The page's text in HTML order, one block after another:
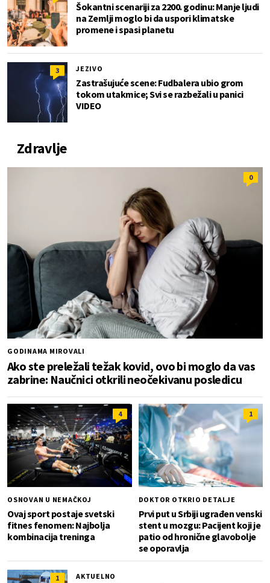
Šokantni scenariji za 2200. godinu: Manje ljudi
na Zemlji moglo bi da uspori klimatske
promene i spasi planetu
3 JEZIVO
Zastrašujuće scene: Fudbalera ubio grom
tokom utakmice; Svi se razbežali u panici
VIDEO
Zdravlje
0
GODINAMA MIROVALI
Ako ste preležali težak kovid, ovo bi moglo da vas
zabrine: Naučnici otkrili neočekivanu posledicu
4
OSNOVAN U NEMAČKOJ
Ovaj sport postaje svetski
fitnes fenomen: Najbolja
kombinacija treninga
1
DOKTOR OTKRIO DETALJE
Prvi put u Srbiji ugrađen venski
stent u mozgu: Pacijent koji je
patio od hronične glavobolje
se oporavlja
1 AKTUELNO